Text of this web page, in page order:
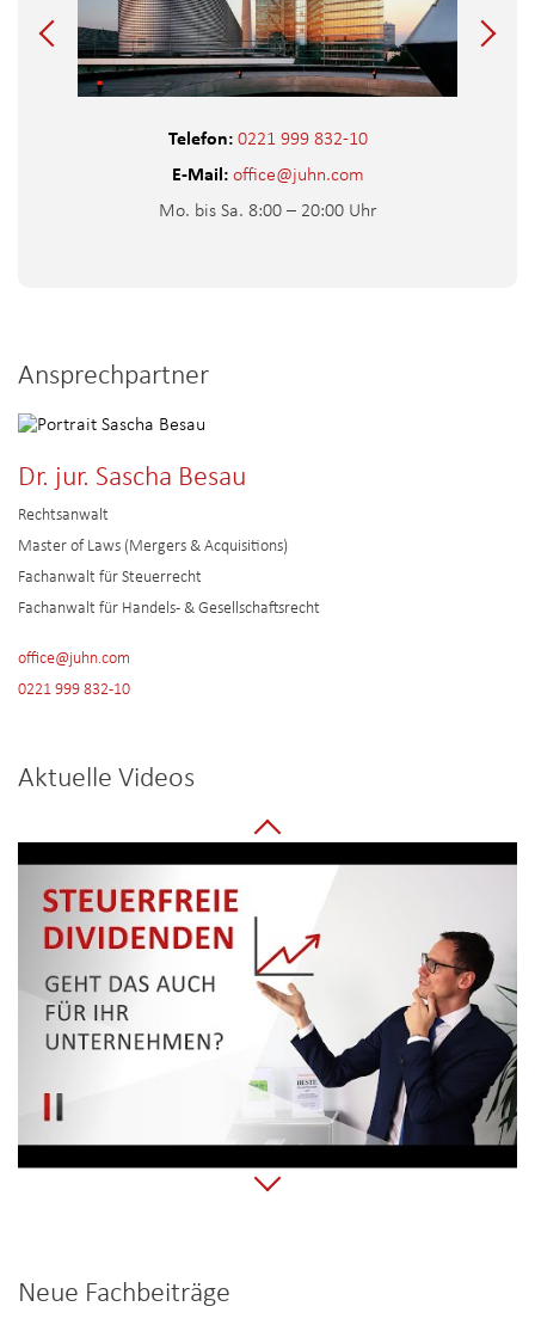
Telefon: 0221 999 832-10
E-Mail: office@juhn.com
Mo. bis Sa. 8:00 – 20:00 Uhr
Ansprechpartner
Dr. jur. Sascha Besau
Rechtsanwalt
Master of Laws (Mergers & Acquisitions)
Fachanwalt für Steuerrecht
Fachanwalt für Handels- & Gesellschaftsrecht
office@juhn.com
0221 999 832-10
Aktuelle Videos
Neue Fachbeiträge